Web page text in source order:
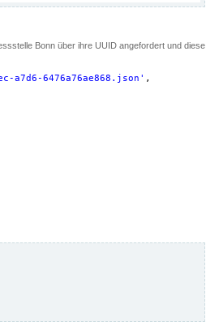
Bonn über ihre UUID angefordert und diese
6476a76ae868.json ' ,